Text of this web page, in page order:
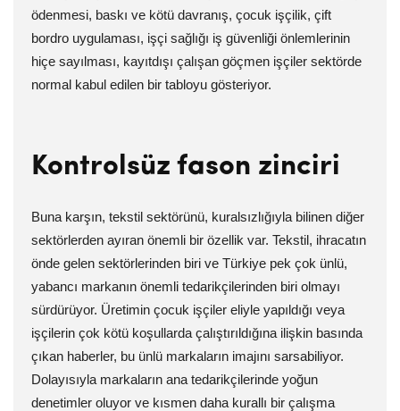
ödenmesi, baskı ve kötü davranış, çocuk işçilik, çift
bordro uygulaması, işçi sağlığı iş güvenliği önlemlerinin
hiçe sayılması, kayıtdışı çalışan göçmen işçiler sektörde
normal kabul edilen bir tabloyu gösteriyor.
Kontrolsüz fason zinciri
Buna karşın, tekstil sektörünü, kuralsızlığıyla bilinen diğer
sektörlerden ayıran önemli bir özellik var. Tekstil, ihracatın
önde gelen sektörlerinden biri ve Türkiye pek çok ünlü,
yabancı markanın önemli tedarikçilerinden biri olmayı
sürdürüyor. Üretimin çocuk işçiler eliyle yapıldığı veya
işçilerin çok kötü koşullarda çalıştırıldığına ilişkin basında
çıkan haberler, bu ünlü markaların imajını sarsabiliyor.
Dolayısıyla markaların ana tedarikçilerinde yoğun
denetimler oluyor ve kısmen daha kurallı bir çalışma